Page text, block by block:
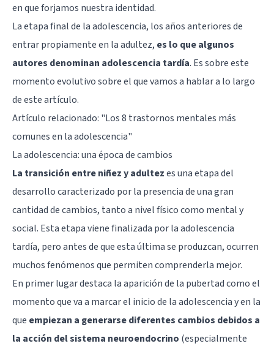
en que forjamos nuestra identidad.
La etapa final de la adolescencia, los años anteriores de
entrar propiamente en la adultez, es lo que algunos
autores denominan adolescencia tardía. Es sobre este
momento evolutivo sobre el que vamos a hablar a lo largo
de este artículo.
Artículo relacionado: "Los 8 trastornos mentales más
comunes en la adolescencia"
La adolescencia: una época de cambios
La transición entre niñez y adultezes una etapa del
desarrollo caracterizado por la presencia de una gran
cantidad de cambios, tanto a nivel físico como mental y
social. Esta etapa viene finalizada por la adolescencia
tardía, pero antes de que esta última se produzcan, ocurren
muchos fenómenos que permiten comprenderla mejor.
En primer lugar destaca la aparición de la pubertad como el
momento que va a marcar el inicio de la adolescencia y en la
que empiezan a generarse diferentes cambios debidos a
la acción del sistema neuroendocrino (especialmente